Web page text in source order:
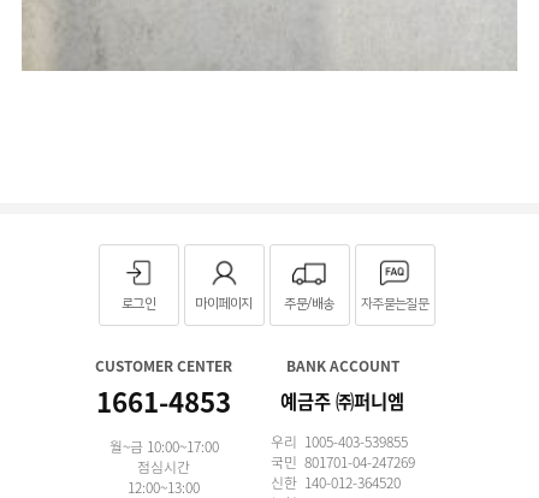
로그인 마이페이지 주문/배송 자주묻는질문
CUSTOMER CENTER
1661-4853
월~금 10:00~17:00
점심시간
12:00~13:00
BANK ACCOUNT
예금주 ㈜퍼니엠
우리 1005-403-539855
국민 801701-04-247269
신한 140-012-364520